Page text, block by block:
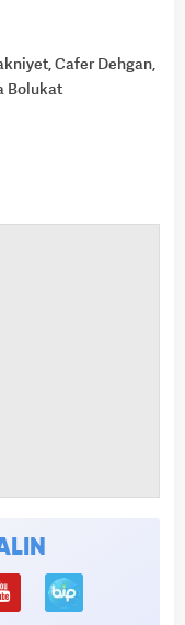
Cafer Dehgan,
Bolukat